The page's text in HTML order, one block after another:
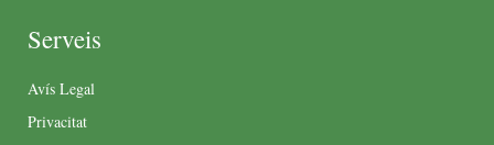
Serveis
Avís Legal
Privacitat